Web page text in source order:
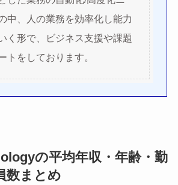
中、人の業務を効率化し能力
く形で、ビジネス支援や課題
トをしております。
の平均年収・年齢・勤
数まとめ